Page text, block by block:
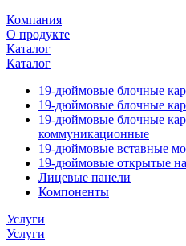
Компания
О продукте
Каталог
Каталог
19-дюймовые блочные
19-дюймовые блочные
19-дюймовые блочные
коммуникационные
19-дюймовые вставные
19-дюймовые открытые
Лицевые панели
Компоненты
Услуги
Услуги